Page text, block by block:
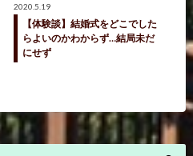
2020.5.19
【体験談】結婚式をどこでした
らよいのかわからず…結局未だ
にせず